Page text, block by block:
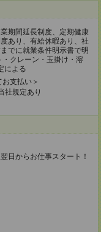
期間延長制度、定期健康
あり、有給休暇あり、社
でに就業条件明示書で明
クレーン・玉掛け・溶
による
支払い＞
社規定あり
日からお仕事スタート！